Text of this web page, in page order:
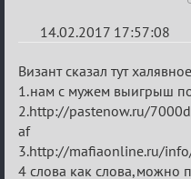
14.02.2017 17:57:08
Re:
Квадрат
Любви
Визант сказал тут
1.нам с мужем выигрыш
2.http://pastenow.ru/
af
3.http://mafiaonline.ru/info/
4 слова как слова,можно